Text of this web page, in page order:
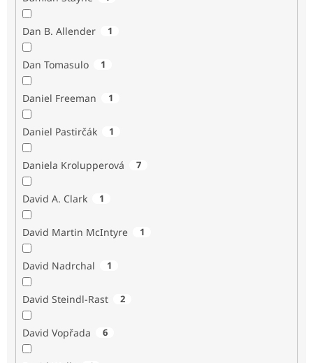
Dan B. Allender 1
Dan Tomasulo 1
Daniel Freeman 1
Daniel Pastirčák 1
Daniela Krolupperová 7
David A. Clark 1
David Martin McIntyre 1
David Nadrchal 1
David Steindl-Rast 2
David Vopřada 6